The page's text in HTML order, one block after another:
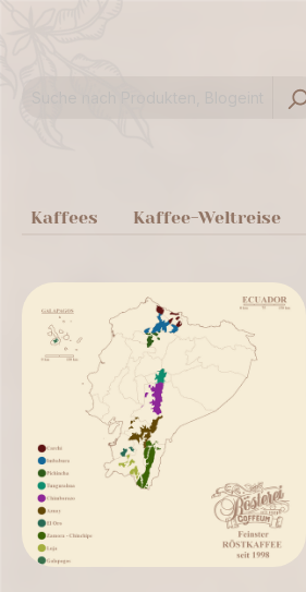
Kaffees Kaffee-Weltreise